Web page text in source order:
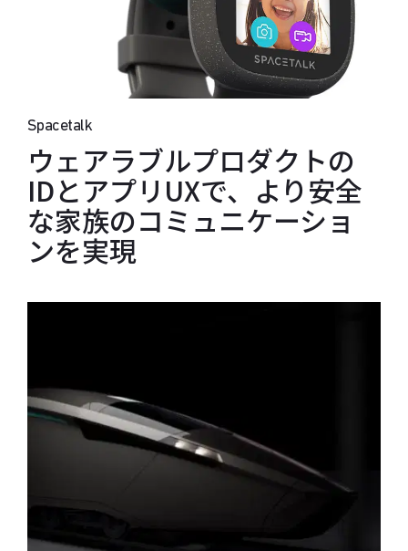
Spacetalk
ウェアラブルプロダクトの
IDとアプリUXで、より安全
な家族のコミュニケーショ
ンを実現